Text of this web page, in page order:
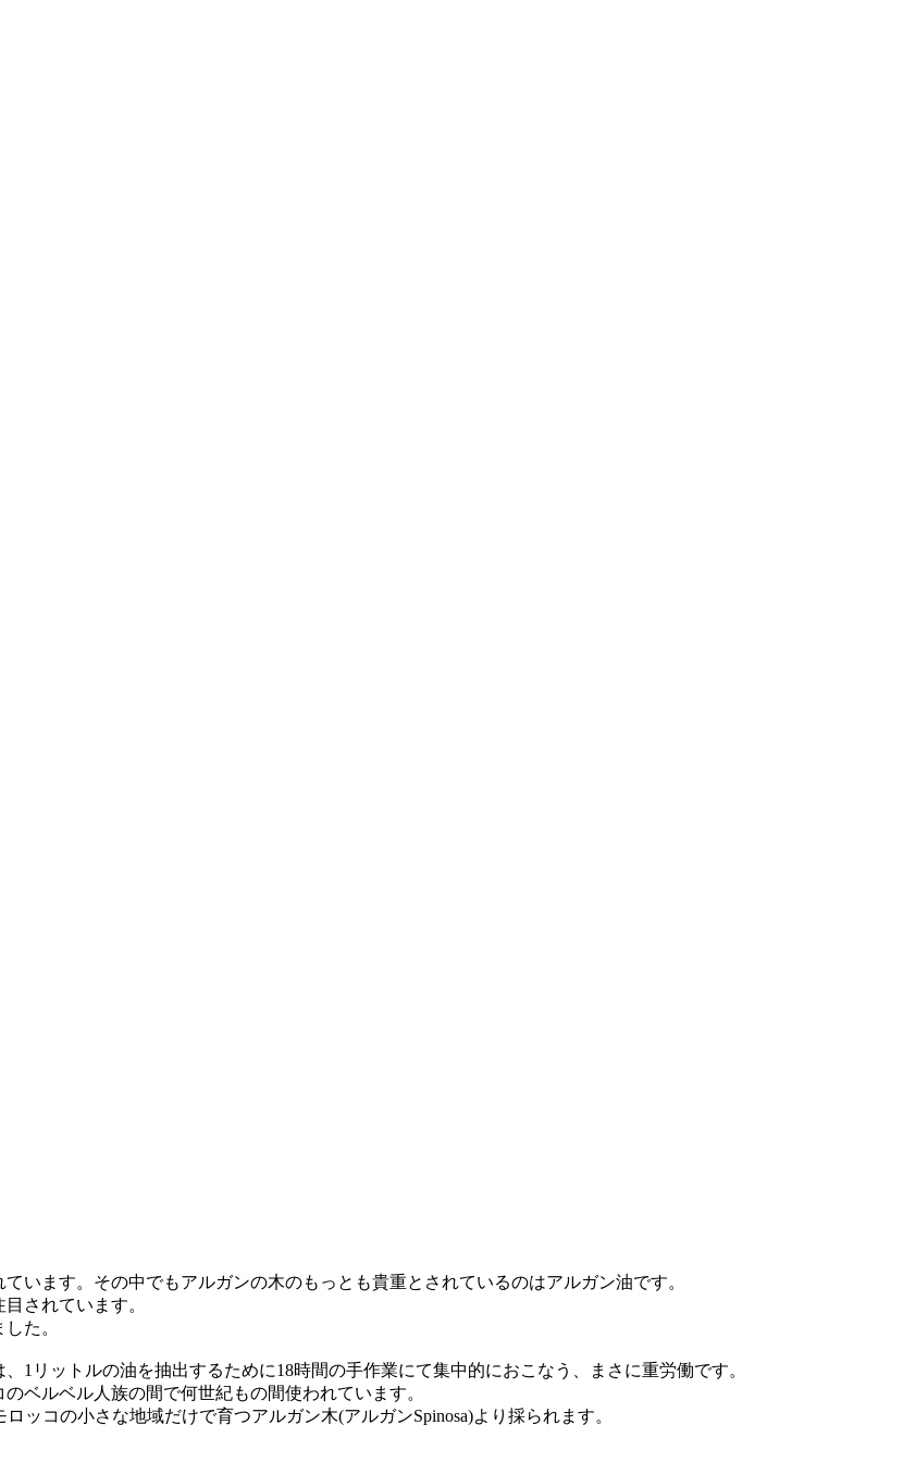
います。その中でもアルガンの木のもっとも貴重とされているのはアルガン油です。
されています。
た。
1リットルの油を抽出するために18時間の手作業にて集中的におこなう、まさに重労働です。
ベルベル人族の間で何世紀もの間使われています。
ッコの小さな地域だけで育つアルガン木(アルガンSpinosa)より採られます。